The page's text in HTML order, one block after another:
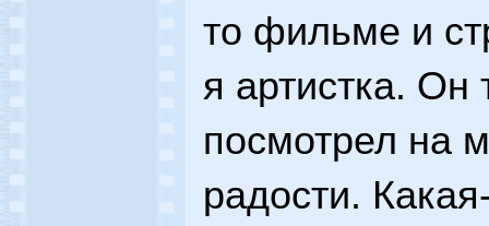
то фильме и
я артистка. Он
посмотрел на
радости.